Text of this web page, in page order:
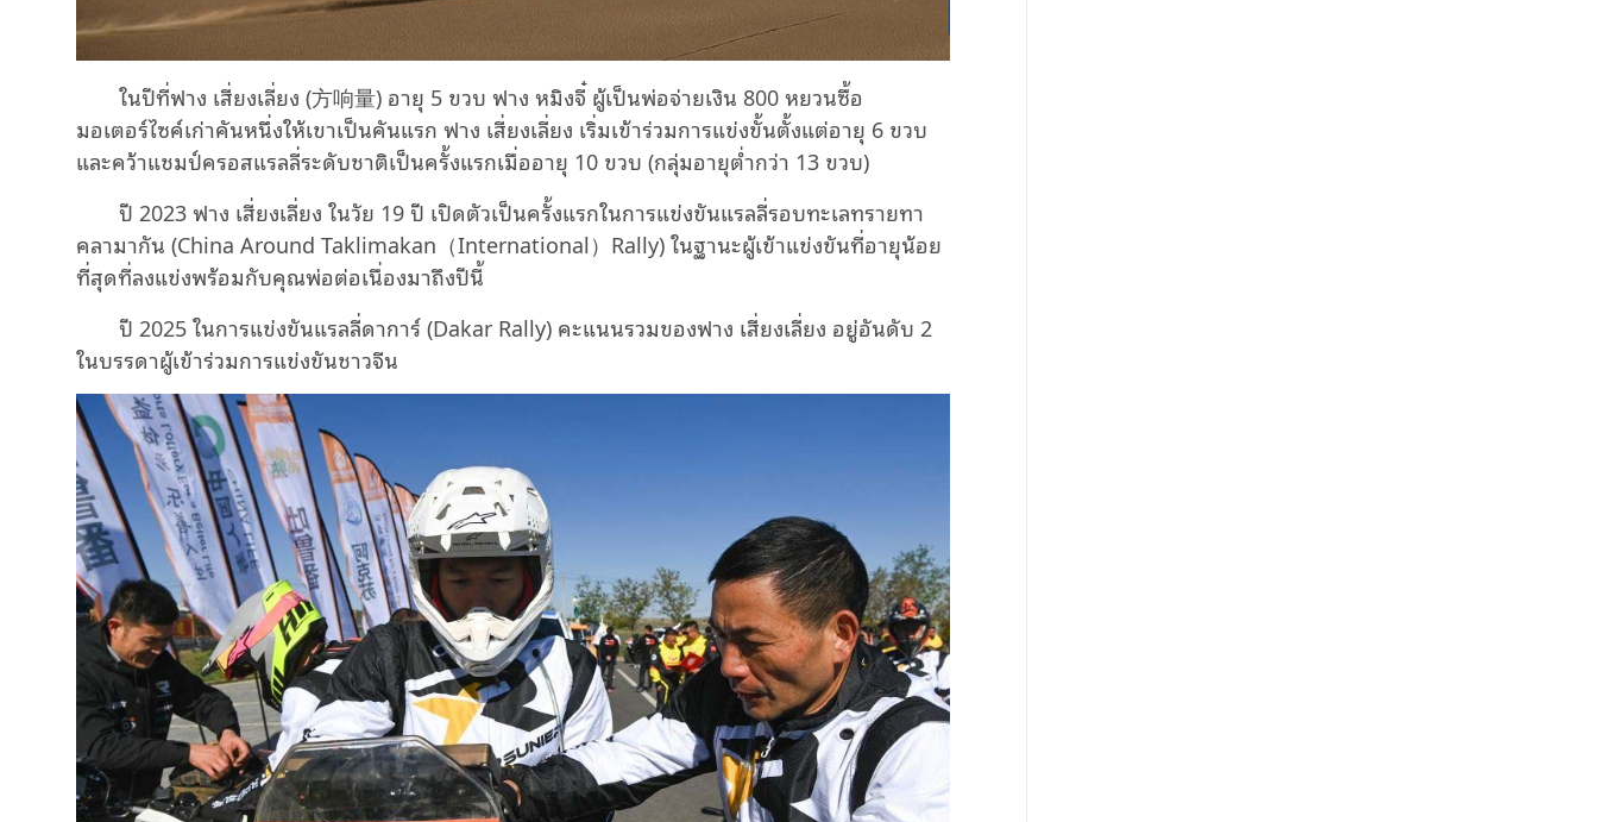
ในปีที่ฟาง เสี่ยงเลี่ยง (方响量) อายุ 5 ขวบ ฟาง หมิงจี๋ ผู้เป็นพ่อจ่ายเงิน 800 หยวนซื้อ
มอเตอร์ไซค์เก่าคันหนึ่งให้เขาเป็นคันแรก ฟาง เสี่ยงเลี่ยง เริ่มเข้าร่วมการแข่งขั้นตั้งแต่อายุ 6 ขวบ
และคว้าแชมป์ครอสแรลลี่ระดับชาติเป็นครั้งแรกเมื่ออายุ 10 ขวบ (กลุ่มอายุต่ำกว่า 13 ขวบ)
ปี 2023 ฟาง เสี่ยงเลี่ยง ในวัย 19 ปี เปิดตัวเป็นครั้งแรกในการแข่งขันแรลลี่รอบทะเลทรายทา
คลามากัน (China Around Taklimakan（International）Rally) ในฐานะผู้เข้าแข่งขันที่อายุน้อย
ที่สุดที่ลงแข่งพร้อมกับคุณพ่อต่อเนื่องมาถึงปีนี้
ปี 2025 ในการแข่งขันแรลลี่ดาการ์ (Dakar Rally) คะแนนรวมของฟาง เสี่ยงเลี่ยง อยู่อันดับ 2
ในบรรดาผู้เข้าร่วมการแข่งขันชาวจีน